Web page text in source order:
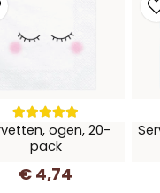
ogen, 20-
pack
€ 4,74